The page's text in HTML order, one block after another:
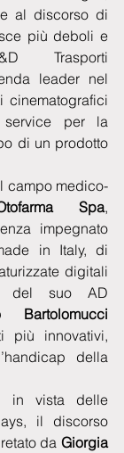
al discorso di
più deboli e
Trasporti
leader nel
cinematografici
per la
di un prodotto
campo medico-
Spa,
impegnato
in Italy, di
digitali
Bartolomucci
più innovativi,
della
in vista delle
da Giorgia